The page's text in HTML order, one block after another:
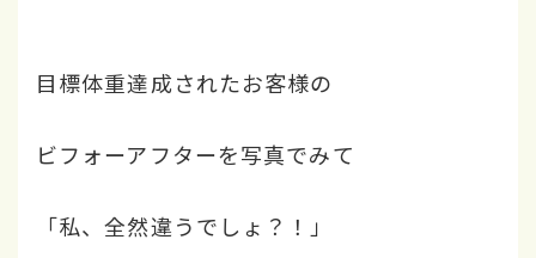
目標体重達成されたお客様の
ビフォーアフターを写真でみて
「私、全然違うでしょ？！」